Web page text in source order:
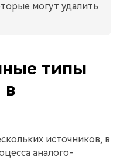
могут удалить
типы
в
источников, в
аналого-